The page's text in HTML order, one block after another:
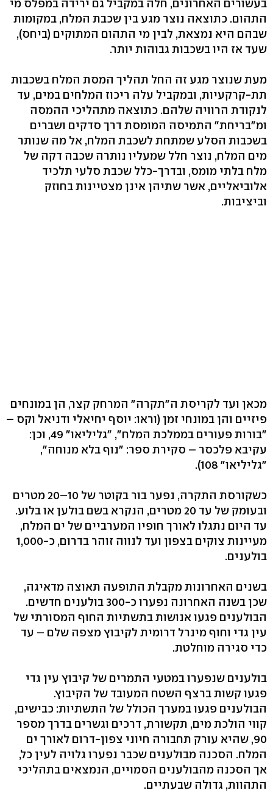
בעשורים האחרונים, חלה במקביל גם ירידה במפלס מי
התהום. כתוצאה נוצר מגע בין שכבת המלח, במקומות
שבהם היא נמצאת, לבין מי התהום המתוקים (ביחס),
שעד אז היו בשכבות גבוהות יותר.
מעת שנוצר מגע זה החל תהליך המסת המלח בשכבות
תת-קרקעיות, ובמקביל עלה ריכוז המלחים במים, עד
לנקודת הרוויה שלהם. כתוצאה מתהליכי ההמסה
ומ"בריחת" התמיסה המומסת דרך סדקים ושברים
בשכבות הסלע שמתחת לשכבת המלח, אל מה שנותר
מים המלח, נוצר חלל שמעליו נותרה שכבה דקה של
מלח בלתי מומס, ובדרך-כלל שכבת סלעי תלכיד
אלוביאליים, אשר שתיהן אינן מצטיינות בחוזק
וביציבות.
מכאן ועד לקריסת ה"תקרה" המרחק קצר, הן במונחים
פיזיים והן במונחי זמן (וראו: יוסף יחיאלי ודניאל וקס –
"בורות פעורים בממלכת המלח", "גליליאו" 49, וכן:
עקיבא פלכסר – סקירת ספר: "נוף בלא מנוחה",
"גליליאו" 108).
כשקורסת התקרה, נפער בור בקוטר של 10–20 מטרים
ובעומק של עד 20 מטרים, הנקרא בשם בולען או בלוע.
עד היום נתגלו לאורך חופיו המערביים של ים המלח,
מעיינות צוקים בצפון ועד לנווה זוהר בדרום, כ-1,000
בולענים.
בשנים האחרונות מקבלת התופעה תאוצה מדאיגה,
שכן בשנה האחרונה נפערו כ-300 בולענים חדשים.
הבולענים פגעו אנושות בתשתיות החוף המסורתי של
עין גדי וחוף מינרל דרומית לקיבוץ מצפה שלם – עד
כדי סגירה מוחלטת.
בולענים שנפערו במטעי התמרים של קיבוץ עין גדי
פגעו קשות ברצף השטח המעובד של הקיבוץ.
הבולענים פגעו במערך הכולל של התשתיות: כבישים,
קווי הולכת מים, תקשורת, דרכים וגשרים בדרך מספר
90, שהיא עורק תחבורה חיוני צפון-דרום לאורך ים
המלח. הסכנה מבולענים שכבר נפערו גלויה לעין כל,
אך הסכנה מהבולענים הסמויים, הנמצאים בתהליכי
התהוות, גדולה שבעתיים.